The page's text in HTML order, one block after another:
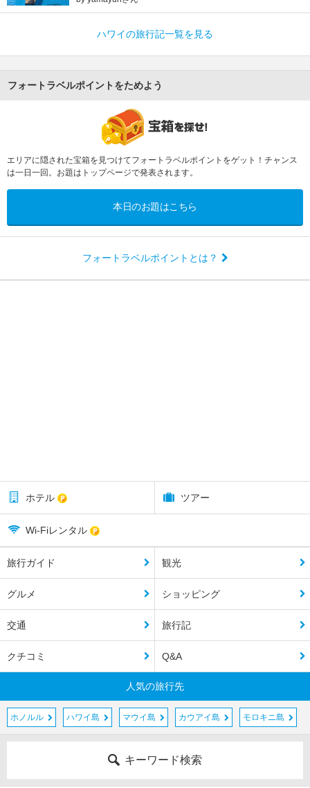
ハワイの旅行記一覧を見る
フォートラベルポイントをためよう
エリアに隠された宝箱を見つけてフォートラベルポイントをゲット！チャンス
は一日一回。お題はトップページで発表されます。
本日のお題はこちら
フォートラベルポイントとは？
ホテル ツアー
Wi-Fiレンタル
旅行ガイド 観光
グルメ ショッピング
交通 旅行記
クチコミ Q&A
人気の旅行先
ホノルル ハワイ島 マウイ島 カウアイ島 モロキニ島
キーワード検索